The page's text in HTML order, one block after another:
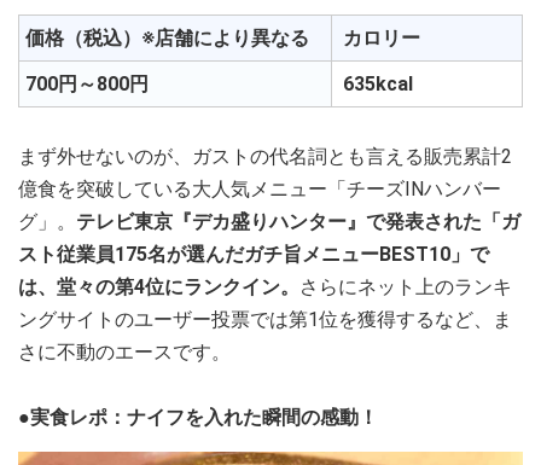
価格（税込）※店舗により異なる
カロリー
700円～800円
635kcal
まず外せないのが、ガストの代名詞とも言える販売累計2
億食を突破している大人気メニュー「チーズINハンバー
グ」。 テレビ東京『デカ盛りハンター』で発表された「ガ
スト従業員175名が選んだガチ旨メニューBEST10」で
は、堂々の第4位にランクイン。
さらにネット上のランキ
ングサイトのユーザー投票では第1位を獲得するなど、ま
さに不動のエースです。
●実食レポ：ナイフを入れた瞬間の感動！